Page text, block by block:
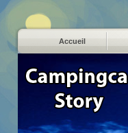
Accueil